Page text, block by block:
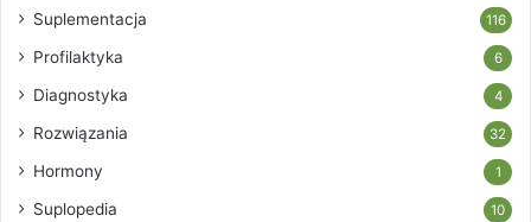
Suplementacja 116
Profilaktyka 6
Diagnostyka 4
Rozwiązania 32
Hormony 1
Suplopedia 10